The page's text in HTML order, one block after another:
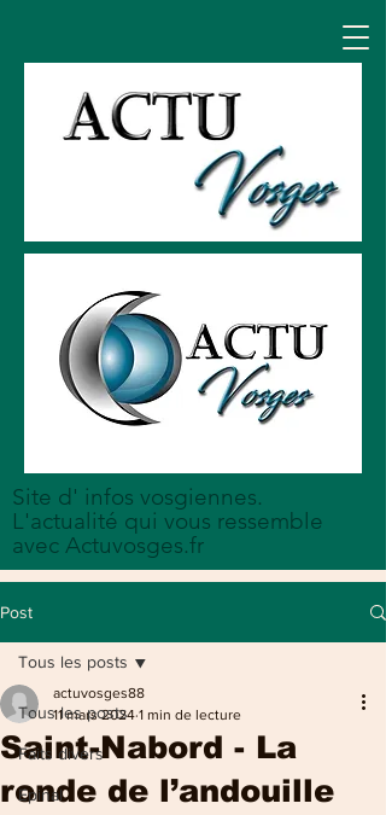
Site d' infos vosgiennes.
L'actualité qui vous ressemble
avec Actuvosges.fr
Post
Tous les posts
Faits divers
Epinal
Tous les posts
Saint-Nabord - La
ronde de l’andouille
actuvosges88
11 mars 2024 1 min de lecture